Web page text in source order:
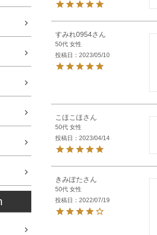
すみれ0954
50代 女性
投稿日
2023/05/10
こほこほ
50代 女性
投稿日
2023/04/14
きみぽた
50代 女性
投稿日
2022/07/19